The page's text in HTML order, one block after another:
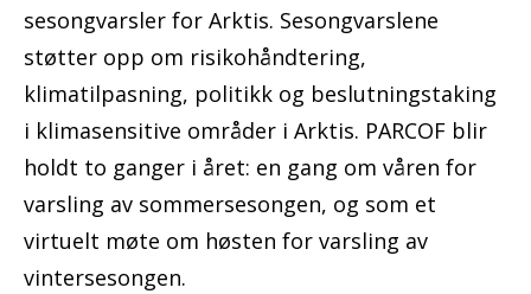
sesongvarsler for Arktis. Sesongvarslene
støtter opp om risikohåndtering,
klimatilpasning, politikk og beslutningstaking
i klimasensitive områder i Arktis. PARCOF blir
holdt to ganger i året: en gang om våren for
varsling av sommersesongen, og som et
virtuelt møte om høsten for varsling av
vintersesongen.